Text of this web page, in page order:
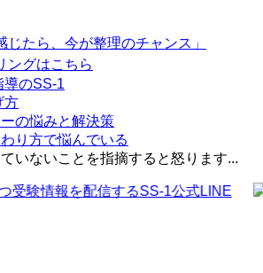
じたら、今が整理のチャンス」
ングはこちら
導のSS-1
方
の悩みと解決策
り方で悩んでいる
いないことを指摘すると怒ります...